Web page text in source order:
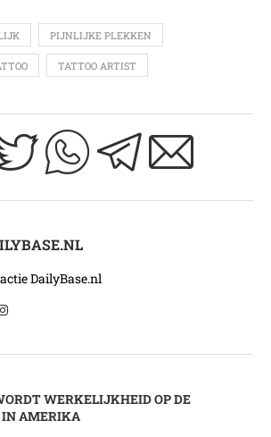
PIJNLIJKE PLEKKEN
TATTOO ARTIST
DailyBase.nl
WERKELIJKHEID OP DE
IN AMERIKA